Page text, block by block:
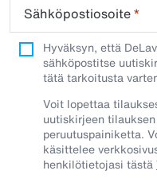
Sähköpostiosoite*
Hyväksyn, että
sähköpostitse
tätä tarkoitusta
Voit lopettaa
uutiskirjeen
peruutuspainiketta.
käsittelee
henkilötietojasi tästä